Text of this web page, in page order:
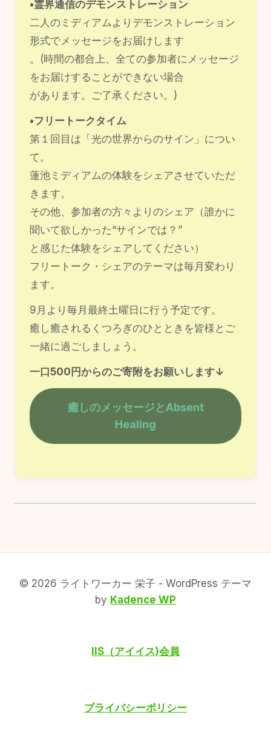
•霊界通信のデモンストレーション
二人のミディアムよりデモンストレーション
形式でメッセージをお届けします
。(時間の都合上、全ての参加者にメッセージ
をお届けすることができない場合
があります。ご了承ください。)
•フリートークタイム
第１回目は「光の世界からのサイン」につい
て。
蓮池ミディアムの体験をシェアさせていただ
きます。
その他、参加者の方々よりのシェア（誰かに
聞いて欲しかった“サインでは？”
と感じた体験をシェアしてください）
フリートーク・シェアのテーマは毎月変わり
ます。
9月より毎月最終土曜日に行う予定です。
癒し癒されるくつろぎのひとときを皆様とご
一緒に過ごしましょう。
一口500円からのご寄附をお願いします↓
癒しのメッセージとAbsent
Healing
© 2026 ライトワーカー 栄子 - WordPress テーマ
by Kadence WP
IIS（アイイス)会員
プライバシーポリシー